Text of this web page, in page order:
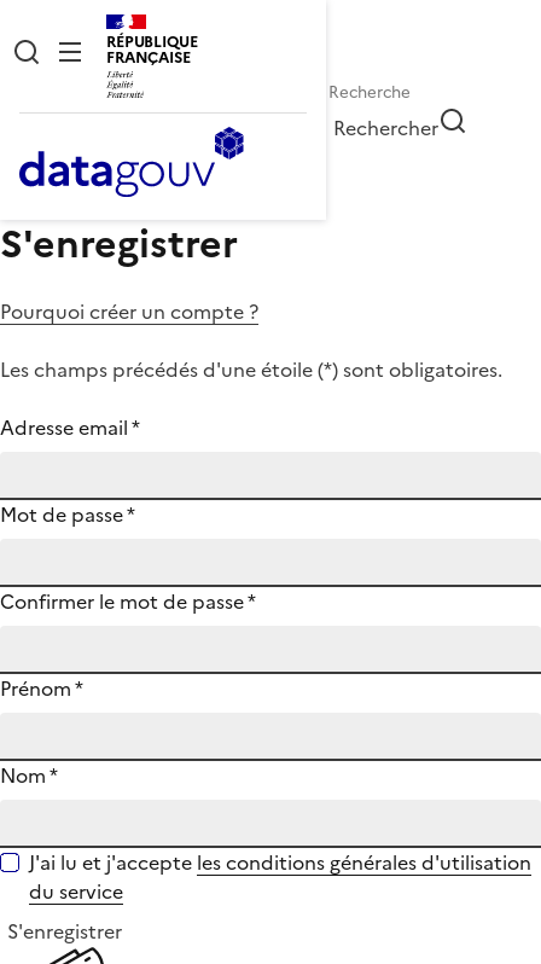
RÉPUBLIQUE
FRANÇAISE
Rechercher
S'enregistrer
Pourquoi créer un compte ?
Les champs précédés d'une étoile (*) sont obligatoires.
Adresse email*
Mot de passe*
Confirmer le mot de passe*
Prénom*
Nom*
J'ai lu et j'accepte les conditions générales d'utilisation
du service
S'enregistrer